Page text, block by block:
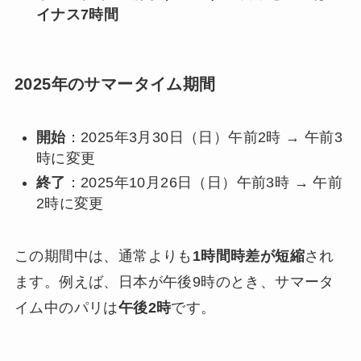
イナス7時間
2025年のサマータイム期間
開始：2025年3月30日（日）午前2時 → 午前3
時に変更
終了 ：2025年10月26日（日）午前3時 → 午前
2時に変更
この期間中は、通常よりも 1時間時差が短縮され
ます。例えば、日本が午後9時のとき、サマータ
イム中のパリは午後2時です。